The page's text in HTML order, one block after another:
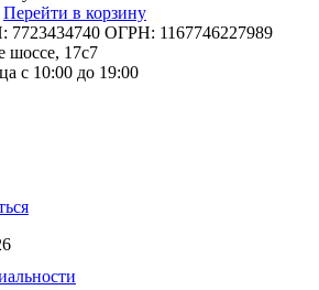
Перейти в корзину
ОГРН: 1167746227989
шоссе, 17с7
с 10:00 до 19:00